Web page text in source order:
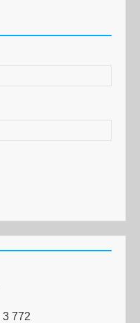
3 772